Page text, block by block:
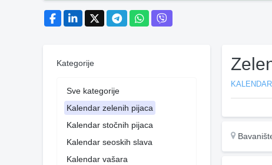
Kategorije
Sve kategorije
Kalendar zelenih pijaca
Kalendar stočnih pijaca
Kalendar seoskih slava
Kalendar vašara